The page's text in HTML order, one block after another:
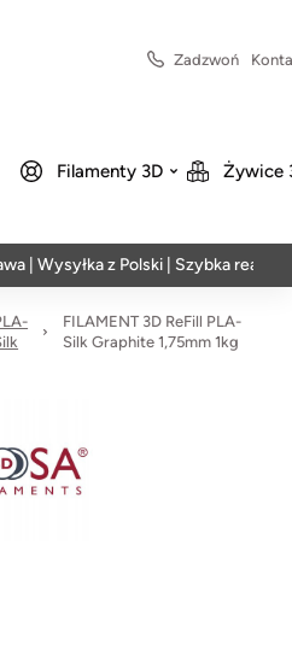
Zadzwoń
Filamenty 3D Żywice
z Polski | Szybka realizacja w
FILAMENT 3D ReFill PLA-
Silk Graphite 1,75mm 1kg